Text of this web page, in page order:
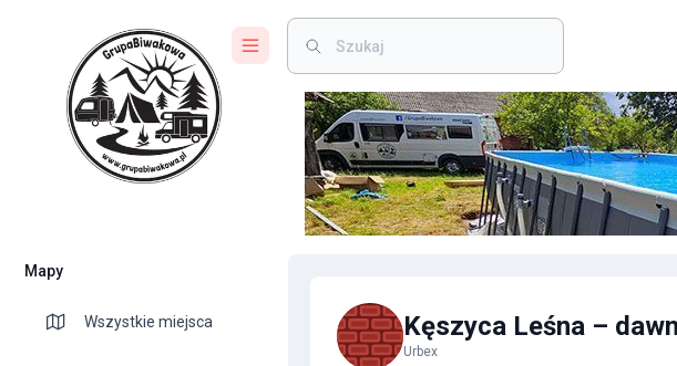
Mapy
Wszystkie miejsca Kęszyca Leśna –
Urbex